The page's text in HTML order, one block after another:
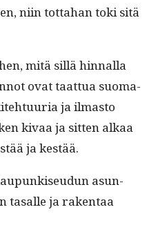
niin tot­ta­han toki sitä
mitä sil­lä hin­nal­la
ovat taat­tua suo­ma­
ja ilmas­to
kivaa ja sit­ten alkaa
ja kestää.
asun­
tasalle ja rak­en­taa